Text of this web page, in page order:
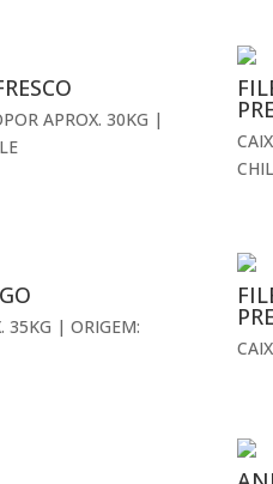
APROX. 30KG |
35KG | ORIGEM: